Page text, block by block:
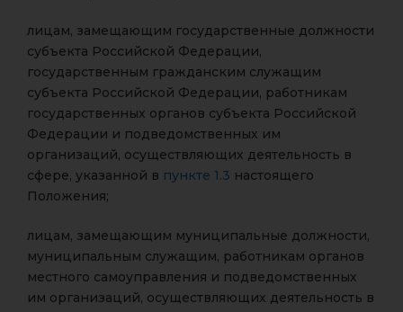
лицам, замещающим государственные должности
субъекта Российской Федерации,
государственным гражданским служащим
субъекта Российской Федерации, работникам
государственных органов субъекта Российской
Федерации и подведомственных им
организаций, осуществляющих деятельность в
сфере, указанной в пункте 1.3 настоящего
Положения;
лицам, замещающим муниципальные должности,
муниципальным служащим, работникам органов
местного самоуправления и подведомственных
им организаций, осуществляющих деятельность в